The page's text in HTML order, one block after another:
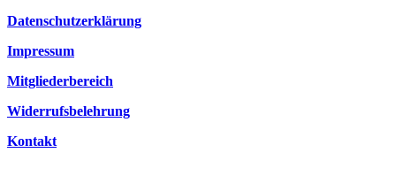
Datenschutzerklärung
Impressum
Mitgliederbereich
Widerrufsbelehrung
Kontakt